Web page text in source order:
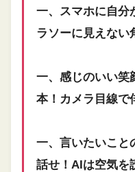
一、スマホに自分
ラソーに見えない
一、感じのいい笑
本！カメラ目線で
一、言いたいこと
話せ！AIは空気を